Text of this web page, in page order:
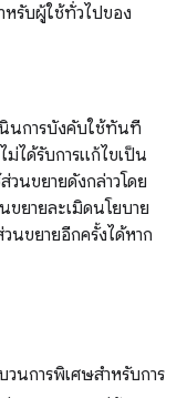
หรับผู้ใช้ทั่วไปของ
นินการบังคับใช้ทันที
ม่ได้รับการแก้ไขเป็น
วนขยายดังกล่าวโดย
ขยายละเมิดนโยบาย
นขยายอีกครั้งได้หาก
นการพิเศษสำหรับการ